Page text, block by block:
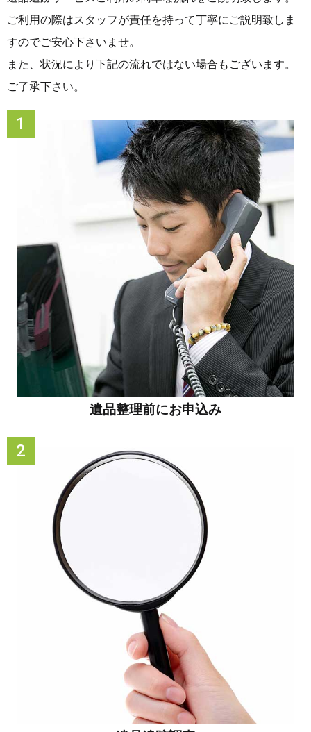
ご利用の際はスタッフが責任を持って丁寧にご説明致しま
すのでご安心下さいませ。
また、状況により下記の流れではない場合もございます。
ご了承下さい。
遺品整理前にお申込み